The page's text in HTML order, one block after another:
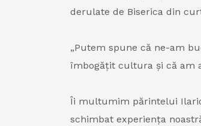
derulate de Biserica din
„Putem spune că ne-am
îmbogățit cultura și că am
Îi multumim părintelui
schimbat experiența